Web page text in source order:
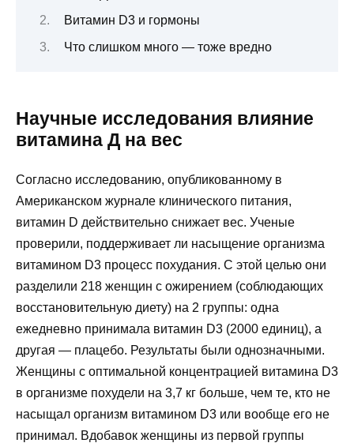
Витамин D3 и гормоны
Что слишком много — тоже вредно
Научные исследования влияние
витамина Д на вес
Согласно исследованию, опубликованному в
Американском журнале клинического питания,
витамин D действительно снижает вес. Ученые
проверили, поддерживает ли насыщение организма
витамином D3 процесс похудания. С этой целью они
разделили 218 женщин с ожирением (соблюдающих
восстановительную диету) на 2 группы: одна
ежедневно принимала витамин D3 (2000 единиц), а
другая — плацебо. Результаты были однозначными.
Женщины с оптимальной концентрацией витамина D3
в организме похудели на 3,7 кг больше, чем те, кто не
насыщал организм витамином D3 или вообще его не
принимал. Вдобавок женщины из первой группы